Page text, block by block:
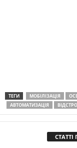
ТЕГИ МОБІЛІЗАЦІЯ
АВТОМАТИЗАЦІЯ
СТАТТІ